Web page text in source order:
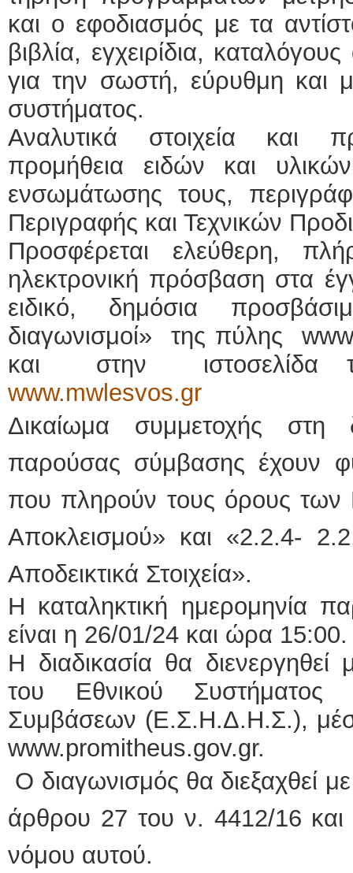
και ο εφοδιασμός με τα
βιβλία, εγχειρίδια,
για την σωστή, εύρυθμη και
συστήματος.
Αναλυτικά στοιχεία και
προμήθεια ειδών και
ενσωμάτωσης τους,
Περιγραφής και Τεχνικών
Προσφέρεται ελεύθερη,
ηλεκτρονική πρόσβαση στα
ειδικό, δημόσια
διαγωνισμοί» της πύλης
και στην ιστοσελίδα
www.mwlesvos.gr
Δικαίωμα συμμετοχής στη
παρούσας σύμβασης έχουν
που πληρούν τους όρους
Αποκλεισμού» και «2.2.4-
Αποδεικτικά Στοιχεία».
Η καταληκτική ημερομηνία
είναι η 26/01/24 και ώρα 15:00.
Η διαδικασία θα
του Εθνικού Συστήματος
Συμβάσεων (Ε.Σ.Η.Δ.Η.Σ.),
www.promitheus.gov.gr.
Ο διαγωνισμός θα διεξαχθεί
άρθρου 27 του ν. 4412/16 και
νόμου αυτού.